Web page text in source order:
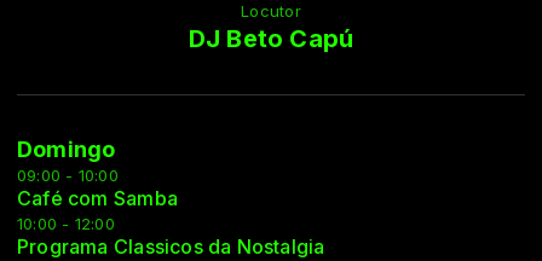
Locutor
DJ Beto Capú
Domingo
09:00 - 10:00
Café com Samba
10:00 - 12:00
Programa Classicos da Nostalgia